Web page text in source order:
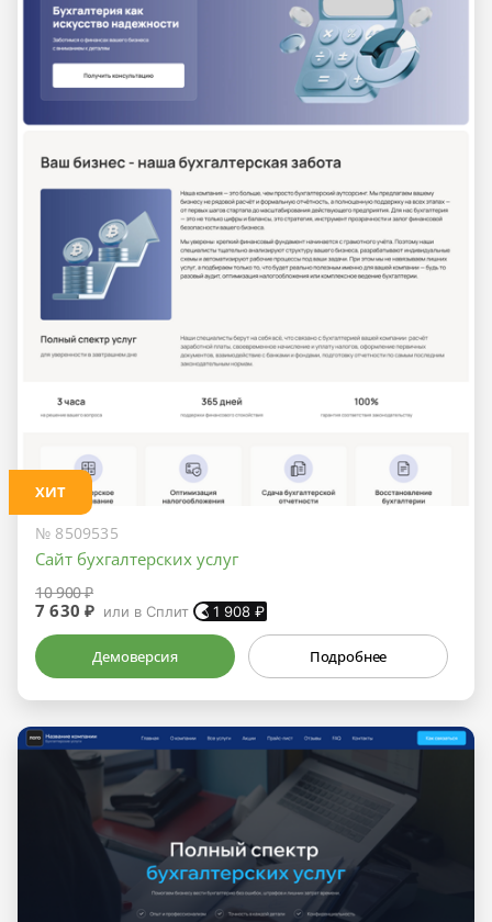
ХИТ
№ 8509535
Сайт бухгалтерских услуг
10 900 ₽
7 630 ₽ или в Сплит 1 908 ₽
Демоверсия Подробнее